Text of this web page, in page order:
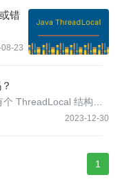
错
23
2023-12-30
ThreadLocal 结构，
将其简单地封装在一个
1